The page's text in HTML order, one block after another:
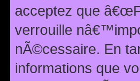
acceptez que
verrouille
nÃ©cessaire. En
informations que